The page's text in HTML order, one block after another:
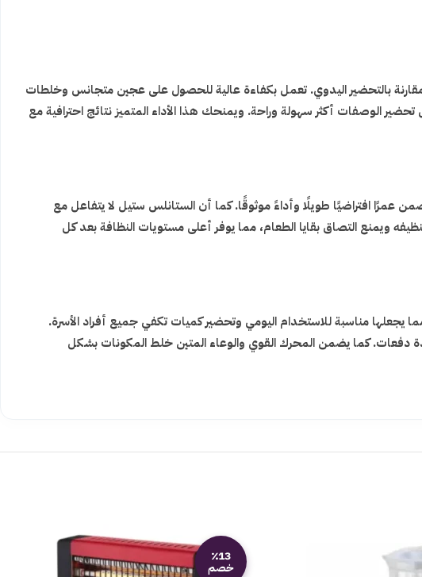
مقارنة بالتحضير اليدوي. تعمل بكفاءة عالية للحصول على عجين متجانس وخلطات
الوصفات أكثر سهولة وراحة. ويمنحك هذا الأداء المتميز نتائج احترافية مع
يضمن عمرًا افتراضيًا طويلًا وأداءً موثوقًا. كما أن الستانلس ستيل لا يتفاعل مع
ويمنع التصاق بقايا الطعام، مما يوفر أعلى مستويات النظافة بعد كل
الخلطات المختلفة بكفاءة عالية، مما يجعلها مناسبة للاستخدام اليومي وتحضير كميات تكفي جميع أفراد الأسرة.
دفعات. كما يضمن المحرك القوي والوعاء المتين خلط المكونات بشكل
٪13
خصم